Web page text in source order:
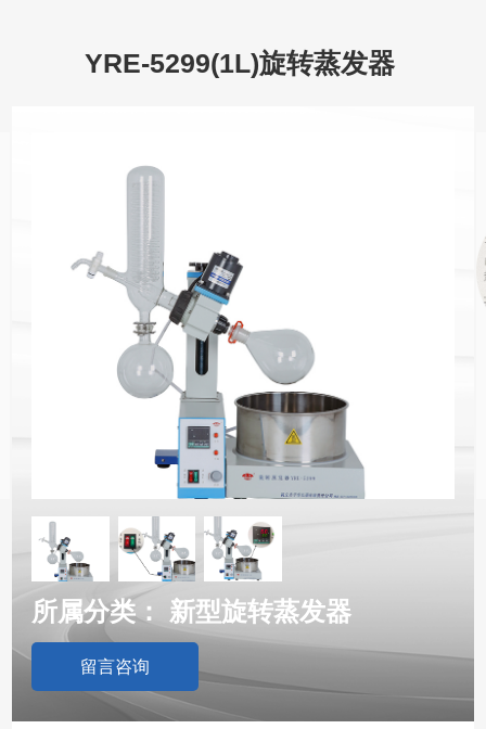
YRE-5299(1L)旋转蒸发器
所属分类： 新型旋转蒸发器
留言咨询